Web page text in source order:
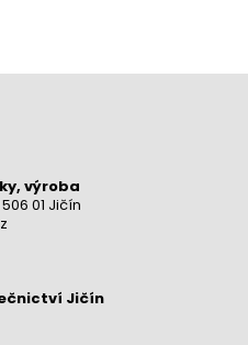
výroba
01 Jičín
Jičín